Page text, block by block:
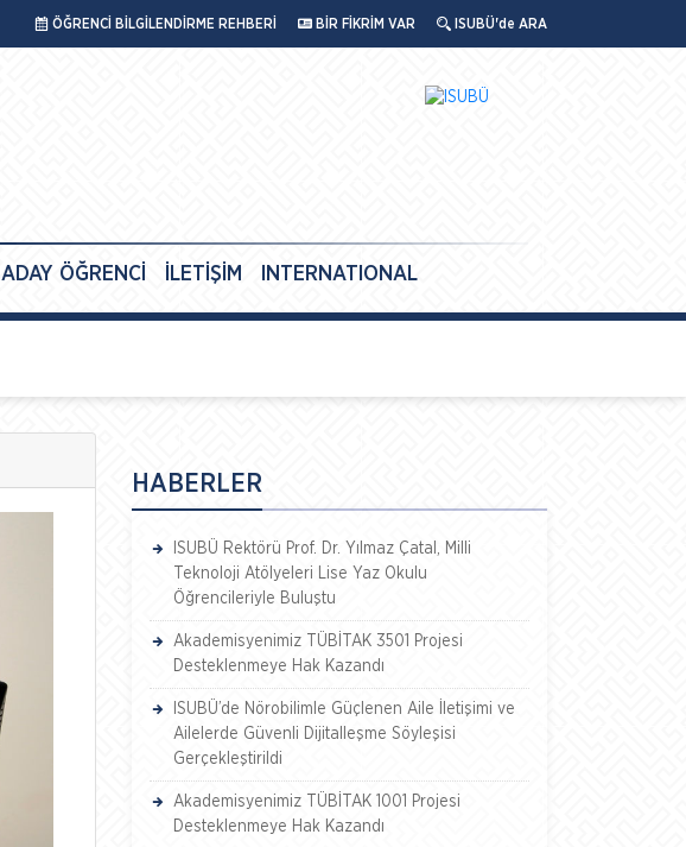
ÖĞRENCİ BİLGİLENDİRME REHBERİ BİR FİKRİM VAR ISUBÜ'de ARA
ADAY ÖĞRENCİ İLETİŞİM INTERNATIONAL
HABERLER
ISUBÜ Rektörü Prof. Dr. Yılmaz Çatal, Milli
Teknoloji Atölyeleri Lise Yaz Okulu
Öğrencileriyle Buluştu
Akademisyenimiz TÜBİTAK 3501 Projesi
Desteklenmeye Hak Kazandı
ISUBÜ’de Nörobilimle Güçlenen Aile İletişimi ve
Ailelerde Güvenli Dijitalleşme Söyleşisi
Gerçekleştirildi
Akademisyenimiz TÜBİTAK 1001 Projesi
Desteklenmeye Hak Kazandı